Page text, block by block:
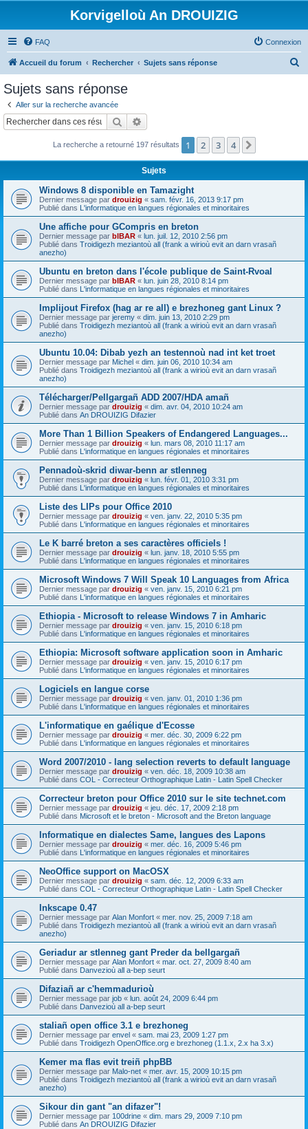
Korvigelloù An DROUIZIG
FAQ Connexion
Accueil du forum Rechercher Sujets sans réponse
c
Sujets sans réponse
Aller sur la recherche avancée
Rechercher
La recherche a retourné 197 résultats 1 2 3 4
Sujets
Windows 8 disponible en Tamazight
Dernier message par drouizig « sam. févr. 16, 2013 9:17 pm
Publié dans L'informatique en langues régionales et minoritaires
Une affiche pour GCompris en breton
Dernier message par bIBAR « lun. juil. 12, 2010 2:56 pm
Publié dans Troidigezh meziantoù all (frank a wirioù evit an darn vrasañ
anezho)
Ubuntu en breton dans l'école publique de Saint-Rvoal
Dernier message par bIBAR « lun. juin 28, 2010 8:14 pm
Publié dans L'informatique en langues régionales et minoritaires
Implijout Firefox (hag ar re all) e brezhoneg gant Linux ?
Dernier message par jeremy « dim. juin 13, 2010 2:29 pm
Publié dans Troidigezh meziantoù all (frank a wirioù evit an darn vrasañ
anezho)
Ubuntu 10.04: Dibab yezh an testennoù nad int ket troet
Dernier message par Michel « dim. juin 06, 2010 10:34 am
Publié dans Troidigezh meziantoù all (frank a wirioù evit an darn vrasañ
anezho)
Télécharger/Pellgargañ ADD 2007/HDA amañ
Dernier message par drouizig « dim. avr. 04, 2010 10:24 am
Publié dans An DROUIZIG Difazier
More Than 1 Billion Speakers of Endangered Languages...
Dernier message par drouizig « lun. mars 08, 2010 11:17 am
Publié dans L'informatique en langues régionales et minoritaires
Pennadoù-skrid diwar-benn ar stlenneg
Dernier message par drouizig « lun. févr. 01, 2010 3:31 pm
Publié dans L'informatique en langues régionales et minoritaires
Liste des LIPs pour Office 2010
Dernier message par drouizig « ven. janv. 22, 2010 5:35 pm
Publié dans L'informatique en langues régionales et minoritaires
Le K barré breton a ses caractères officiels !
Dernier message par drouizig « lun. janv. 18, 2010 5:55 pm
Publié dans L'informatique en langues régionales et minoritaires
Microsoft Windows 7 Will Speak 10 Languages from Africa
Dernier message par drouizig « ven. janv. 15, 2010 6:21 pm
Publié dans L'informatique en langues régionales et minoritaires
Ethiopia - Microsoft to release Windows 7 in Amharic
Dernier message par drouizig « ven. janv. 15, 2010 6:18 pm
Publié dans L'informatique en langues régionales et minoritaires
Ethiopia: Microsoft software application soon in Amharic
Dernier message par drouizig « ven. janv. 15, 2010 6:17 pm
Publié dans L'informatique en langues régionales et minoritaires
Logiciels en langue corse
Dernier message par drouizig « ven. janv. 01, 2010 1:36 pm
Publié dans L'informatique en langues régionales et minoritaires
L'informatique en gaélique d'Ecosse
Dernier message par drouizig « mer. déc. 30, 2009 6:22 pm
Publié dans L'informatique en langues régionales et minoritaires
Word 2007/2010 - lang selection reverts to default language
Dernier message par drouizig « ven. déc. 18, 2009 10:38 am
Publié dans COL - Correcteur Orthographique Latin - Latin Spell Checker
Correcteur breton pour Office 2010 sur le site technet.com
Dernier message par drouizig « jeu. déc. 17, 2009 2:18 pm
Publié dans Microsoft et le breton - Microsoft and the Breton language
Informatique en dialectes Same, langues des Lapons
Dernier message par drouizig « mer. déc. 16, 2009 5:46 pm
Publié dans L'informatique en langues régionales et minoritaires
NeoOffice support on MacOSX
Dernier message par drouizig « sam. déc. 12, 2009 6:33 am
Publié dans COL - Correcteur Orthographique Latin - Latin Spell Checker
Inkscape 0.47
Dernier message par Alan Monfort « mer. nov. 25, 2009 7:18 am
Publié dans Troidigezh meziantoù all (frank a wirioù evit an darn vrasañ
anezho)
Geriadur ar stlenneg gant Preder da bellgargañ
Dernier message par Alan Monfort « mar. oct. 27, 2009 8:40 am
Publié dans Danvezioù all a-bep seurt
Difaziañ ar c'hemmadurioù
Dernier message par job « lun. août 24, 2009 6:44 pm
Publié dans Danvezioù all a-bep seurt
staliañ open office 3.1 e brezhoneg
Dernier message par envel « sam. mai 23, 2009 1:27 pm
Publié dans Troidigezh OpenOffice.org e brezhoneg (1.1.x, 2.x ha 3.x)
Kemer ma flas evit treiñ phpBB
Dernier message par Malo-net « mer. avr. 15, 2009 10:15 pm
Publié dans Troidigezh meziantoù all (frank a wirioù evit an darn vrasañ
anezho)
Sikour din gant "an difazer"!
Dernier message par 100drine « dim. mars 29, 2009 7:10 pm
Publié dans An DROUIZIG Difazier